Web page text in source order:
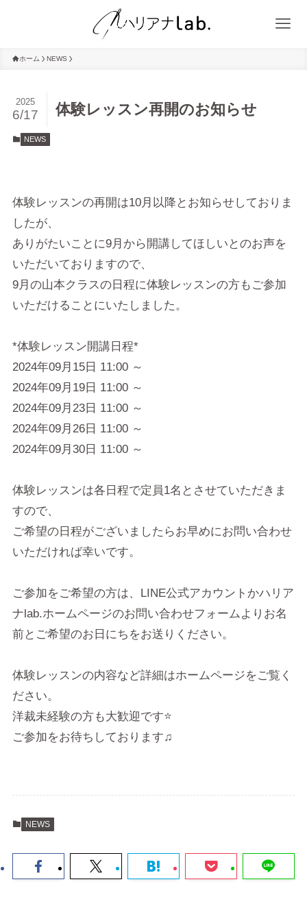
ホーム NEWS
体験レッスン再開のお知らせ
2025
6/17
NEWS
体験レッスンの再開は10月以降とお知らせしておりま
したが、
ありがたいことに9月から開講してほしいとのお声を
いただいておりますので、
9月の山本クラスの日程に体験レッスンの方もご参加
いただけることにいたしました。
*体験レッスン開講日程*
2024年09月15日 11:00 ～
2024年09月19日 11:00 ～
2024年09月23日 11:00 ～
2024年09月26日 11:00 ～
2024年09月30日 11:00 ～
体験レッスンは各日程で定員1名とさせていただきま
すので、
ご希望の日程がございましたらお早めにお問い合わせ
いただければ幸いです。
ご参加をご希望の方は、LINE公式アカウントかハリア
ナlab.ホームページのお問い合わせフォームよりお名
前とご希望のお日にちをお送りください。
体験レッスンの内容など詳細はホームページをご覧く
ださい。
洋裁未経験の方も大歓迎です⭐
ご参加をお待ちしております♫
NEWS